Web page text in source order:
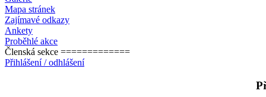
Mapa stránek
Zajímavé odkazy
Ankety
Proběhlé akce
Členská sekce =============
Přihlášení / odhlášení